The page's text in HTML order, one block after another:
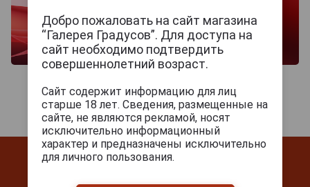
Добро пожаловать на сайт магазина
“Галерея Градусов”. Для доступа на
сайт необходимо подтвердить
совершеннолетний возраст.
Сайт содержит информацию для лиц
старше 18 лет. Сведения, размещенные на
сайте, не являются рекламой, носят
исключительно информационный
характер и предназначены исключительно
для личного пользования.